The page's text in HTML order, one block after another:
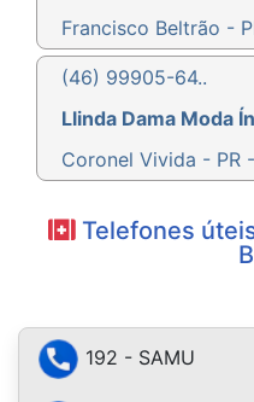
Francisco Beltrão -
(46) 99905-64..
Llinda Dama Moda
Coronel Vivida - PR -
Telefones
192 - SAMU